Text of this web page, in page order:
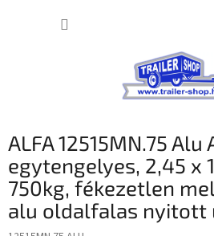
ALFA 12515MN.75
egytengelyes, 2,45 x
750kg, fékezetlen
alu oldalfalas nyitott